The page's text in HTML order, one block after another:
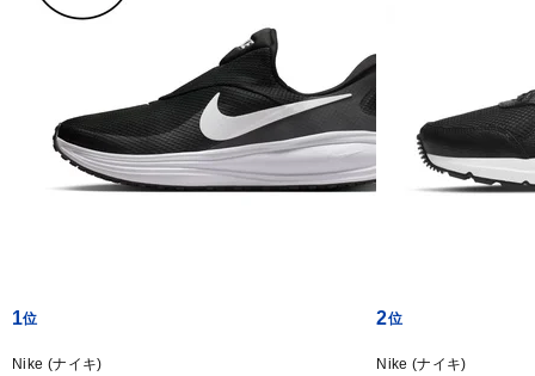
1
Nike (ナイキ)
2
Nike (ナイキ)